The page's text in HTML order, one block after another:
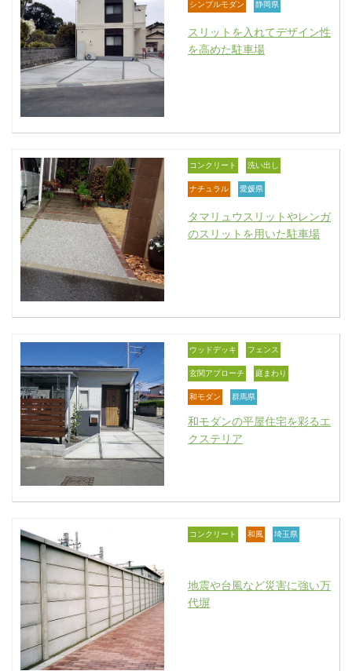
シンプルモダン 静岡県
スリットを入れてデザイン性
を高めた駐車場
コンクリート 洗い出し
ナチュラル 愛媛県
タマリュウスリットやレンガ
のスリットを用いた駐車場
ウッドデッキ フェンス
玄関アプローチ 庭まわり
和モダン 群馬県
和モダンの平屋住宅を彩るエ
クステリア
コンクリート 和風 埼玉県
地震や台風など災害に強い万
代塀